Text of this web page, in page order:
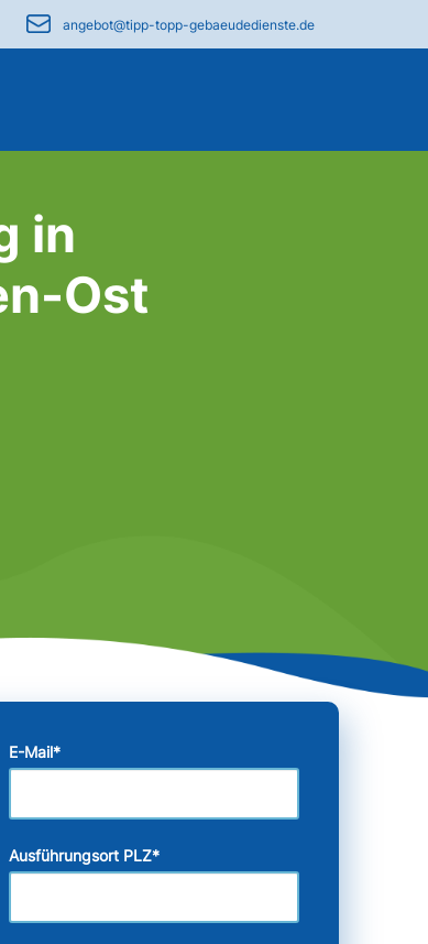
angebot@tipp-topp-gebaeudedienste.de
in
Ost
E-Mail*
Ausführungsort PLZ*